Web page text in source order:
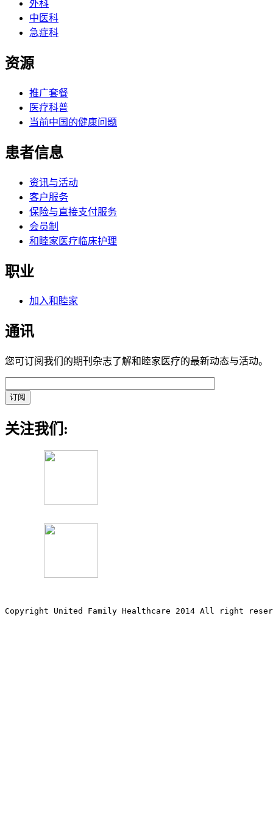
外科
中医科
急症科
资源
推广套餐
医疗科普
当前中国的健康问题
患者信息
资讯与活动
客户服务
保险与直接支付服务
会员制
和睦家医疗临床护理
职业
加入和睦家
通讯
您可订阅我们的期刊杂志了解和睦家医疗的最新动态与活动。
关注我们:
Copyright United Family Healthcare 2014 All right